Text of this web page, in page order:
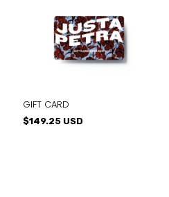
GIFT CARD
$149.25 USD